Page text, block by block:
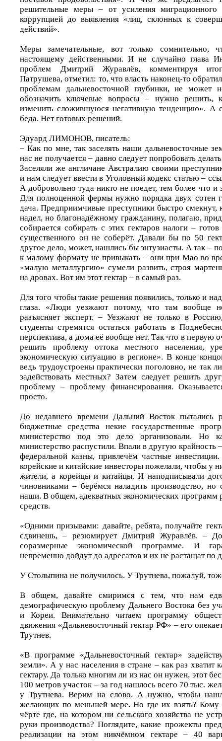
решительные меры – от усиления
коррупцией до выявления «лиц, склонных к
действий».
Меры замечательные, вот только сомнительно,
настоящему действенными. И не случайно глава
проблем Дмитрий Журавлёв, комментируя
Патрушева, отметил: то, что власть наконец-то
проблемам дальневосточной глубинки, не может
обозначить ключевые вопросы – нужно решить,
изменить сложившуюся негативную тенденцию». А
беда. Нет готовых решений.
Эдуард ЛИМОНОВ, писатель:
– Как по мне, так заселять наши дальневосточные
нас не получается – давно следует попробовать
Заселяли же англичане Австралию своими
и нам следует ввести в Уголовный кодекс статью –
А добровольно туда никто не поедет, тем более что
Для полноценной фермы нужно порядка двух сотен
дача. Предприимчивые преступники быстро смекнут,
надел, но благонадёжному гражданину, полагаю,
собирается собирать с этих гектаров налоги –
существенного он не соберёт. Давали бы по 50
другое дело, может, нашлись бы энтузиасты. А так –
к малому формату не привыкать – они при Мао во
«малую металлургию» сумели развить, строя
на дровах. Вот им этот гектар – в самый раз.
Для того чтобы такие решения появились, только и
глаза. «Люди уезжают потому, что там вообще
разъясняет эксперт. – Уезжают не только в
студенты стремятся остаться работать в
перспектива, а дома её вообще нет. Так что в первую
решить проблему оттока местного населения,
экономическую ситуацию в регионе». В конце
ведь трудоустроены практически поголовно, не так
задействовать местных? Затем следует решить
проблему – проблему финансирования.
просто.
До недавнего времени Дальний Восток пытались
бюджетные средства некие государственные
министерство под это дело организовали. Но
министерство распустили. Впали в другую крайность
федеральной казны, привлечём частные
корейские и китайские инвесторы пожелали, чтобы у
жители, а корейцы и китайцы. И наподписывали
чиновниками – берёмся наладить производство,
наши. В общем, адекватных экономических программ
средств.
«Одними призывами: давайте, ребята, получайте
сдвинешь, – резюмирует Дмитрий Журавлёв. –
соразмерные экономической программе. И
непременно дойдут до адресатов и их не растащат по
У Столыпина не получилось. У Трутнева, пожалуй,
В общем, давайте смиримся с тем, что нам
демографическую проблему Дальнего Востока без
и Кореи. Внимательно читаем программу
движения «Дальневосточный гектар РФ» – его
Трутнев.
«В программе «Дальневосточный гектар»
земли». А у нас населения в стране – как раз хватит
гектару. Да только многим ли из нас он нужен, этот
100 метров участок – за год нашлось всего 70 тыс.
у Трутнева. Верим на слово. А нужно, чтобы
желающих по меньшей мере. Но где их взять? Кому
чёрте где, на котором ни сельского хозяйства не
руки производства? Поглядите, какие прожекты
реализации на этом никчёмном гектаре – 40